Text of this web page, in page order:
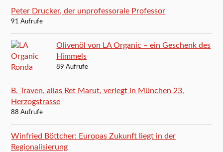
Peter Drucker, der unprofessorale Professor
91 Aufrufe
Olivenöl von LA Organic – ein Geschenk des
Himmels
89 Aufrufe
B. Traven, alias Ret Marut, verlegt in München 23,
Herzogstrasse
88 Aufrufe
Winfried Böttcher: Europas Zukunft liegt in der
Regionalisierung